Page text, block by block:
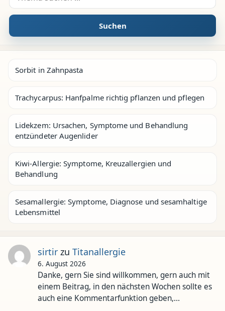
Suchen
Sorbit in Zahnpasta
Trachycarpus: Hanfpalme richtig pflanzen und pflegen
Lidekzem: Ursachen, Symptome und Behandlung
entzündeter Augenlider
Kiwi-Allergie: Symptome, Kreuzallergien und
Behandlung
Sesamallergie: Symptome, Diagnose und sesamhaltige
Lebensmittel
sirtirzu Titanallergie
6. August 2026
Danke, gern Sie sind willkommen, gern auch mit
einem Beitrag, in den nächsten Wochen sollte es
auch eine Kommentarfunktion geben,…